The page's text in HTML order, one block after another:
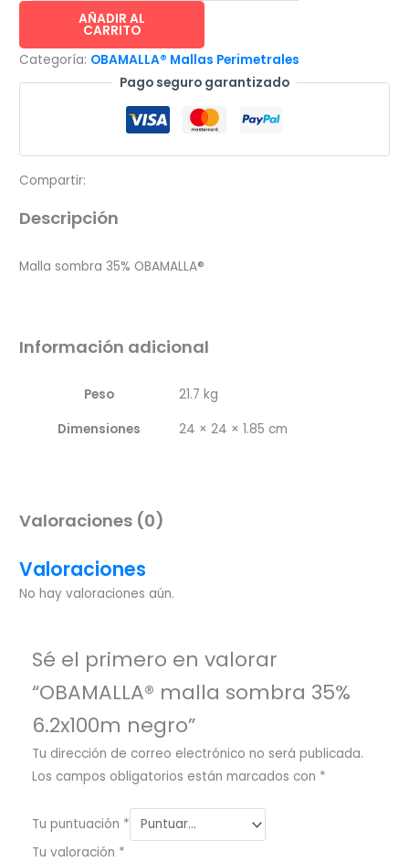
6.2x100m
negro
AÑADIR AL
CARRITO
Categoría: OBAMALLA® Mallas Perimetrales
Pago seguro garantizado
Compartir:
Descripción
Malla sombra 35% OBAMALLA®
Información adicional
Peso
21.7 kg
Dimensiones
24 × 24 × 1.85 cm
Valoraciones (0)
Valoraciones
No hay valoraciones aún.
Sé el primero en valorar
“OBAMALLA® malla sombra 35%
6.2x100m negro”
Tu dirección de correo electrónico no será publicada.
Los campos obligatorios están marcados con *
Tu puntuación *
Tu valoración *